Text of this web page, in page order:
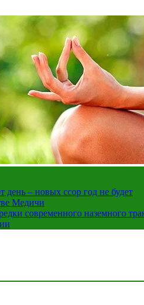
– новых ссор год не будет
Медичи
современного наземного